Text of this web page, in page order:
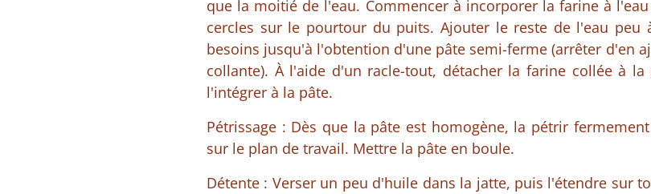
que la moitié de l'eau. Commencer à incorporer la farine à
cercles sur le pourtour du puits. Ajouter le reste de l'eau
besoins jusqu'à l'obtention d'une pâte semi-ferme (arrêter d'en
collante). À l'aide d'un racle-tout, détacher la farine collée à
l'intégrer à la pâte.
Pétrissage : Dès que la pâte est homogène, la pétrir
sur le plan de travail. Mettre la pâte en boule.
Détente : Verser un peu d'huile dans la jatte, puis l'étendre sur